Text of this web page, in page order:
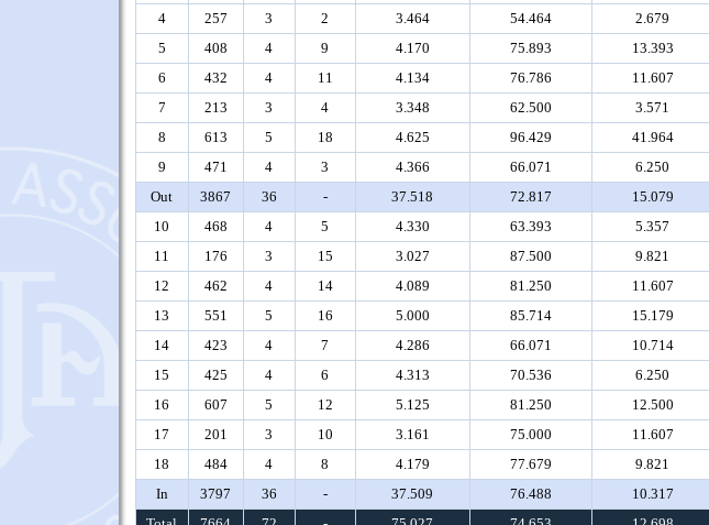
4
257 3 2 3.464 54.464 2.679
5
408 4 9 4.170 75.893 13.393
6
432 4 11 4.134 76.786 11.607
7
213 3 4 3.348 62.500 3.571
8
613 5 18 4.625 96.429 41.964
9
471 4 3 4.366 66.071 6.250
Out
3867 36 - 37.518 72.817 15.079
10
468 4 5 4.330 63.393 5.357
11
176 3 15 3.027 87.500 9.821
12
462 4 14 4.089 81.250 11.607
13
551 5 16 5.000 85.714 15.179
14
423 4 7 4.286 66.071 10.714
15
425 4 6 4.313 70.536 6.250
16
607 5 12 5.125 81.250 12.500
17
201 3 10 3.161 75.000 11.607
18
484 4 8 4.179 77.679 9.821
In
3797 36 - 37.509 76.488 10.317